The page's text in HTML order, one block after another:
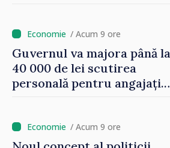
/ Acum 9 ore
Guvernul va majora până la
40 000 de lei scutirea
personală pentru angajați.
oamenilor”/ Acum 9 ore